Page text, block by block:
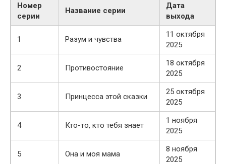
Номер
серии
Название серии
Дата
выхода
1 Разум и чувства
11 октября
2025
2 Противостояние
18 октября
2025
3 Принцесса этой сказки
25 октября
2025
4 Кто-то, кто тебя знает
1 ноября
2025
5 Она и моя мама
8 ноября
2025